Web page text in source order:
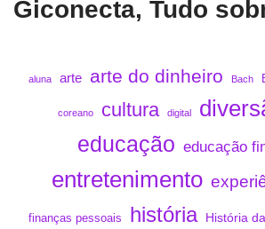
Giconecta, Tudo
aluna arte arte do dinheiro Bach
coreano cultura digital
educação educação
entretenimento
finanças pessoais história História